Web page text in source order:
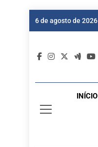
6 de agosto de 2026
INÍCIO